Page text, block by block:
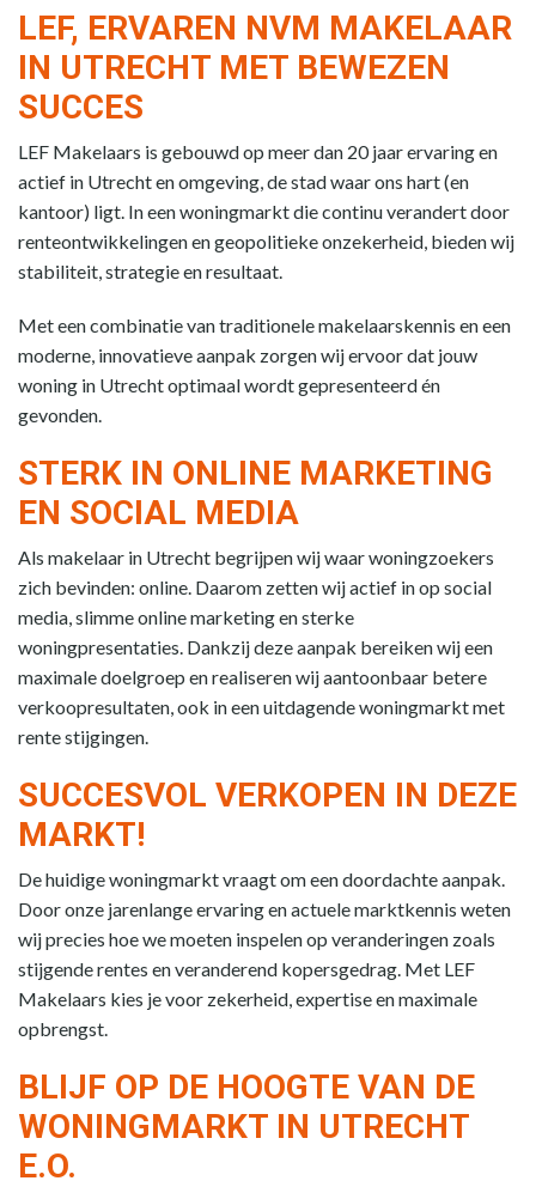
LEF, ERVAREN NVM MAKELAAR
IN UTRECHT MET BEWEZEN
SUCCES
LEF Makelaars is gebouwd op meer dan 20 jaar ervaring en
actief in Utrecht en omgeving, de stad waar ons hart (en
kantoor) ligt. In een woningmarkt die continu verandert door
renteontwikkelingen en geopolitieke onzekerheid, bieden wij
stabiliteit, strategie en resultaat.
Met een combinatie van traditionele makelaarskennis en een
moderne, innovatieve aanpak zorgen wij ervoor dat jouw
woning in Utrecht optimaal wordt gepresenteerd én
gevonden.
STERK IN ONLINE MARKETING
EN SOCIAL MEDIA
Als makelaar in Utrecht begrijpen wij waar woningzoekers
zich bevinden: online. Daarom zetten wij actief in op social
media, slimme online marketing en sterke
woningpresentaties. Dankzij deze aanpak bereiken wij een
maximale doelgroep en realiseren wij aantoonbaar betere
verkoopresultaten, ook in een uitdagende woningmarkt met
rente stijgingen.
SUCCESVOL VERKOPEN IN DEZE
MARKT!
De huidige woningmarkt vraagt om een doordachte aanpak.
Door onze jarenlange ervaring en actuele marktkennis weten
wij precies hoe we moeten inspelen op veranderingen zoals
stijgende rentes en veranderend kopersgedrag. Met LEF
Makelaars kies je voor zekerheid, expertise en maximale
opbrengst.
BLIJF OP DE HOOGTE VAN DE
WONINGMARKT IN UTRECHT
E.O.